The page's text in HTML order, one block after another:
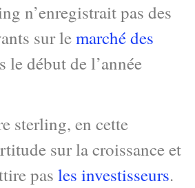
n’enregistrait pas des
sur lemarché des
le début de l’année
sterling, en cette
sur la croissance et
pas les investisseurs.